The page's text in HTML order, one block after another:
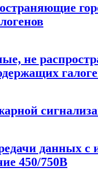
не
данных с
450/750В